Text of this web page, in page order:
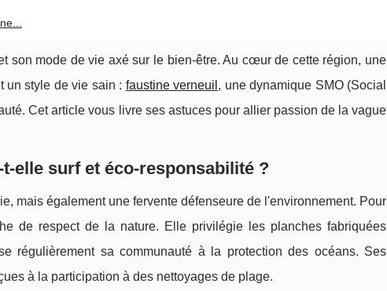
son mode de vie axé sur le bien-être. Au cœur de cette région, une
un style de vie sain : faustine verneuil , une dynamique SMO (Social
Cet article vous livre ses astuces pour allier passion de la vague
elle surf et éco-responsabilité ?
mais également une fervente défenseure de l'environnement. Pour
de respect de la nature. Elle privilégie les planches fabriquées
régulièrement sa communauté à la protection des océans. Ses
à la participation à des nettoyages de plage.